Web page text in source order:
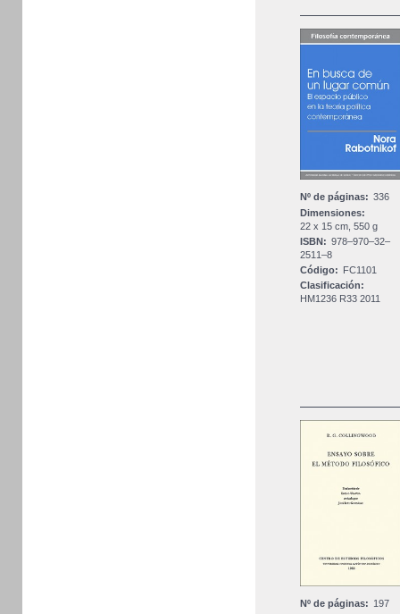
Nº de páginas: 336
Dimensiones:
22 x 15 cm, 550 g
ISBN: 978–970–32–
2511–8
Código: FC1101
Clasificación:
HM1236 R33 2011
Nº de páginas: 197